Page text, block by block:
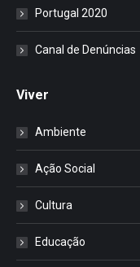
Portugal 2020
Canal de Denúncias
Viver
Ambiente
Ação Social
Cultura
Educação